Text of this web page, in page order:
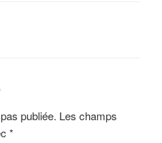
publiée. Les champs
*